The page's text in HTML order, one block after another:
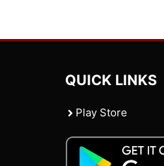
QUICK LINKS
Play Store